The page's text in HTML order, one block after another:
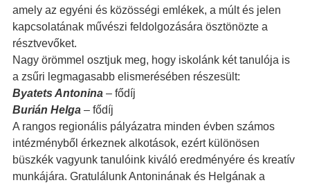
amely az egyéni és közösségi emlékek, a múlt és jelen
kapcsolatának művészi feldolgozására ösztönözte a
résztvevőket.
Nagy örömmel osztjuk meg, hogy iskolánk két tanulója is
a zsűri legmagasabb elismerésében részesült:
Byatets Antonina– fődíj
Burián Helga– fődíj
A rangos regionális pályázatra minden évben számos
intézményből érkeznek alkotások, ezért különösen
büszkék vagyunk tanulóink kiváló eredményére és kreatív
munkájára. Gratulálunk Antoninának és Helgának a